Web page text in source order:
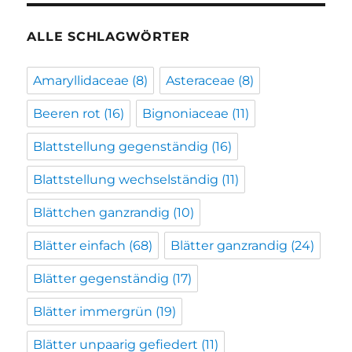
ALLE SCHLAGWÖRTER
Amaryllidaceae (8) Asteraceae (8)
Beeren rot (16) Bignoniaceae (11)
Blattstellung gegenständig (16)
Blattstellung wechselständig (11)
Blättchen ganzrandig (10)
Blätter einfach (68) Blätter ganzrandig (24)
Blätter gegenständig (17)
Blätter immergrün (19)
Blätter unpaarig gefiedert (11)